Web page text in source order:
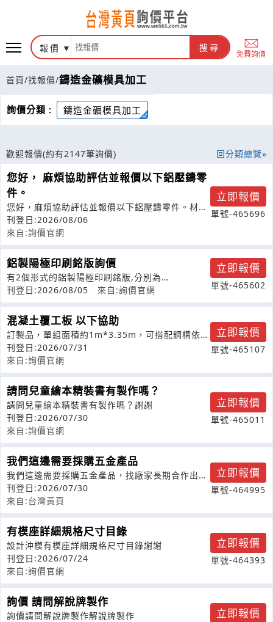
報價 搜尋
免費詢價
首頁/找報價/鑄造金礦模具加工
詢價分類 : 鑄造金礦模具加工
歡迎報價(約有2147筆詢價) 回分類總覽
您好， 麻煩協助評估並報價以下鋁壓鑄零
件。
您好，麻煩協助評估並報價以下鋁壓鑄零件。材
料：ADC12數量：5,000/10,
刊登日:2026/08/06
來自:詢價官網
立即報價
單號-465696
鋁製陽極印刷銘版詢價
有2個形式的鋁製陽極印刷銘版,分別為
110*25mm雙邊打3mm孔,30.5*2
刊登日:2026/08/05 來自:詢價官網
立即報價
單號-465602
混凝土覆工板 以下協助
訂製品，單組面積約1m*3.35m，可搭配鋼構依現
地尺寸調整為便品(1m*2m或
刊登日:2026/07/31
來自:詢價官網
立即報價
單號-465107
請問兒童繪本精裝書有製作嗎？
請問兒童繪本精裝書有製作嗎？謝謝
刊登日:2026/07/30
來自:詢價官網
立即報價
單號-465011
我們這邊需要採購五金產品
我們這邊需要採購五金產品，找廠家長期合作出
口，收到請回復我的郵箱或者賴，電話拒接
刊登日:2026/07/30
來自:台灣黃頁
立即報價
單號-464995
有模座詳細規格尺寸目錄
設計沖模有模座詳細規格尺寸目錄謝謝
刊登日:2026/07/24
來自:詢價官網
立即報價
單號-464393
詢價 請問解說牌製作
詢價請問解說牌製作解說牌製作
立即報價